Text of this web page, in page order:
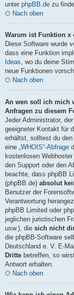
unter phpBB.de zu
Nach oben
Warum ist Funktion x
Diese Software wurde
dass eine Funktion
Ideas, wo du deine
neue Funktionen
Nach oben
An wen soll ich mich
Anfragen zu diesem
Jeder Administrator,
geeigneter Kontakt für
erhältst, solltest du
eine „WHOIS“-Abfrage
kostenlosen
den Support oder den
beachte, dass phpBB
(phpBB.de) absolut
Benutzer der
Verantwortung
phpBB Limited oder
jeglichen juristischen
usw.), die sich nicht
die phpBB-Software
Deutschland e. V. E-
Dritte betreffen, so
Antwort erhalten.
Nach oben